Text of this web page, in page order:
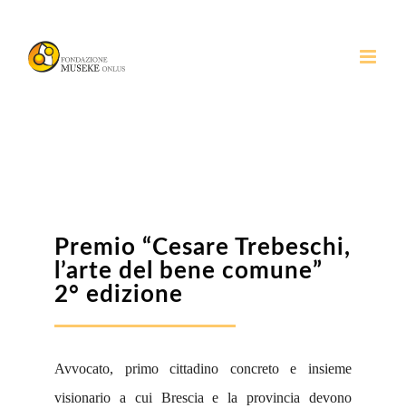
contenuto
Premio “Cesare Trebeschi,
l’arte del bene comune”
2° edizione
Avvocato, primo cittadino concreto e insieme
visionario a cui Brescia e la provincia devono